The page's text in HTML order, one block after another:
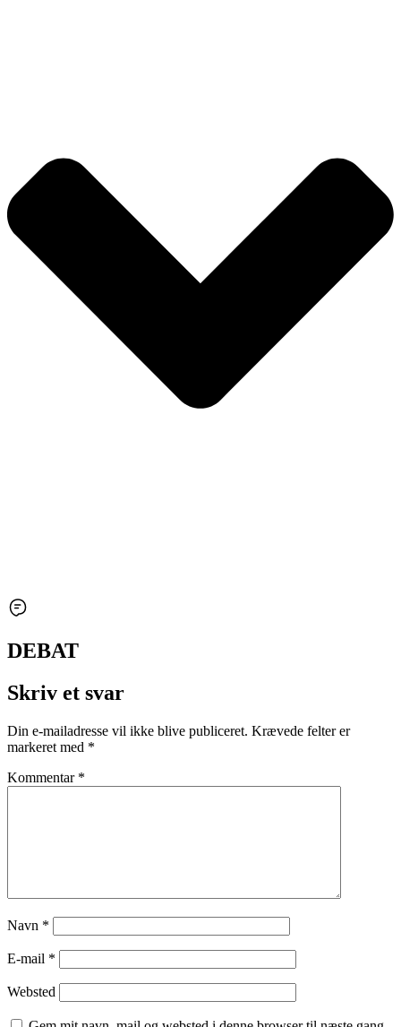
DEBAT
Skriv et svar
Din e-mailadresse vil ikke blive publiceret. Krævede felter er
markeret med *
Kommentar *
Navn *
E-mail *
Websted